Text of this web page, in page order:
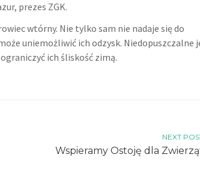
prezes ZGK.
wtórny. Nie tylko sam nie nadaje się do
uniemożliwić ich odzysk. Niedopuszczalne
ich śliskość zimą.
NEXT
Wspieramy Ostoję dla